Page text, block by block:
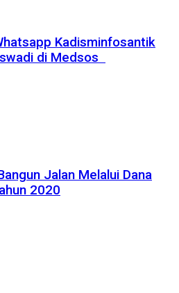
Kadisminfosantik
di Medsos
Jalan Melalui Dana
2020